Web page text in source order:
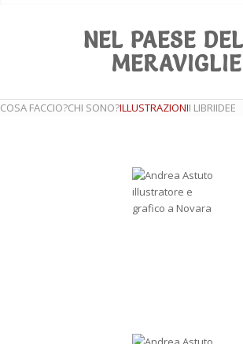
NEL PAESE
MERAVIGLIE
COSA FACCIO?CHI SONO?ILLUSTRAZIONII LIBRIIDEE